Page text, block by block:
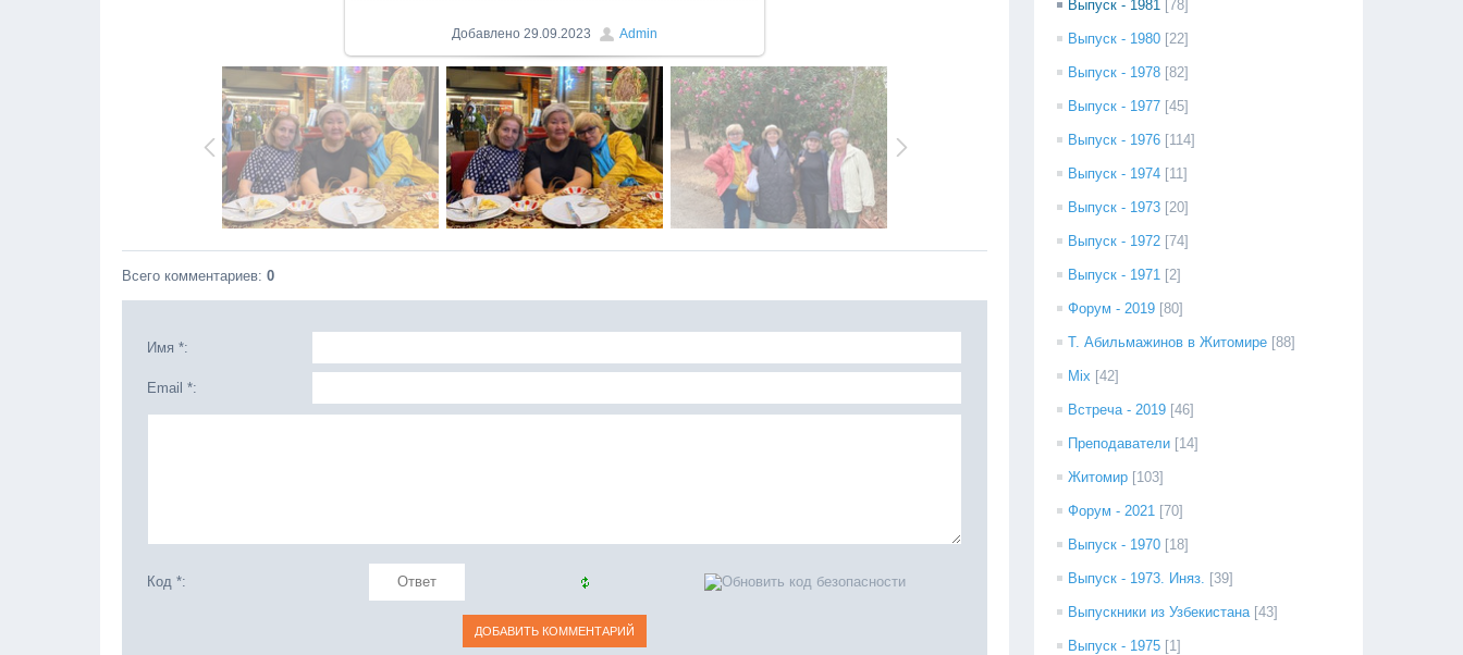
Добавлено 29.09.2023 Admin
Всего комментариев: 0
Имя *:
Email *:
Код *:
Выпуск - 1981 [78]
Выпуск - 1980 [22]
Выпуск - 1978 [82]
Выпуск - 1977 [45]
Выпуск - 1976 [114]
Выпуск - 1974 [11]
Выпуск - 1973 [20]
Выпуск - 1972 [74]
Выпуск - 1971 [2]
Форум - 2019 [80]
Т. Абильмажинов в Житомире [88]
Mix [42]
Встреча - 2019 [46]
Преподаватели [14]
Житомир [103]
Форум - 2021 [70]
Выпуск - 1970 [18]
Выпуск - 1973. Иняз. [39]
Выпускники из Узбекистана [43]
Выпуск - 1975 [1]